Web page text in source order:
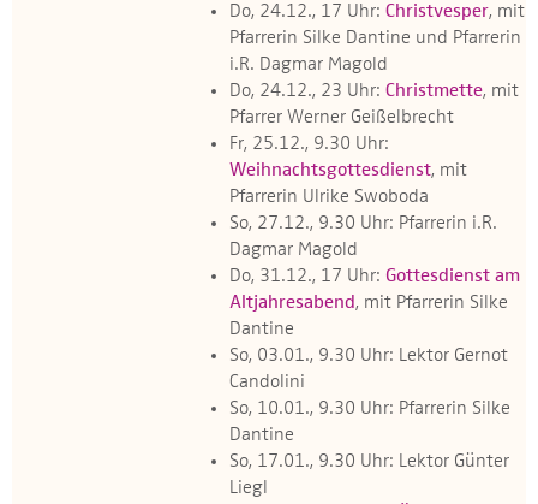
Do, 24.12., 17 Uhr: Christvesper, mit
Pfarrerin Silke Dantine und Pfarrerin
i.R. Dagmar Magold
Do, 24.12., 23 Uhr: Christmette, mit
Pfarrer Werner Geißelbrecht
Fr, 25.12., 9.30 Uhr:
Weihnachtsgottesdienst, mit
Pfarrerin Ulrike Swoboda
So, 27.12., 9.30 Uhr: Pfarrerin i.R.
Dagmar Magold
Do, 31.12., 17 Uhr: Gottesdienst am
Altjahresabend, mit Pfarrerin Silke
Dantine
So, 03.01., 9.30 Uhr: Lektor Gernot
Candolini
So, 10.01., 9.30 Uhr: Pfarrerin Silke
Dantine
So, 17.01., 9.30 Uhr: Lektor Günter
Liegl